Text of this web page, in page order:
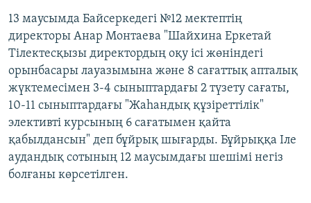
13 маусымда Байсеркедегі №12 мектептің
директоры Анар Монтаева "Шайхина Еркетай
Тілектесқызы директордың оқу ісі жөніндегі
орынбасары лауазымына және 8 сағаттық апталық
жүктемесімен 3-4 сыныптардағы 2 түзету сағаты,
10-11 сыныптардағы "Жаһандық құзіреттілік"
элективті курсының 6 сағатымен қайта
қабылдансын" деп бұйрық шығарды. Бұйрыққа Іле
аудандық сотының 12 маусымдағы шешімі негіз
болғаны көрсетілген.